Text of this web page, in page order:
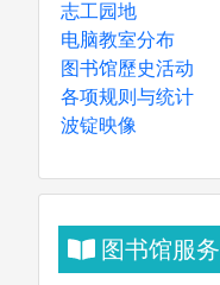
志工园地
电脑教室分布
图书馆歷史活动
各项规则与统计
波锭映像
图书馆服务